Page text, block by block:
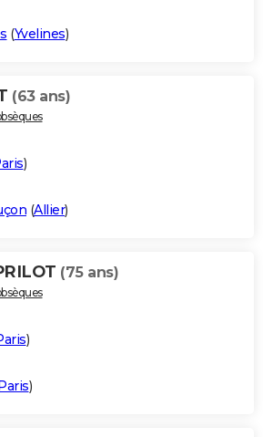
(Yvelines)
(63 ans)
)
(Allier)
(75 ans)
)
)